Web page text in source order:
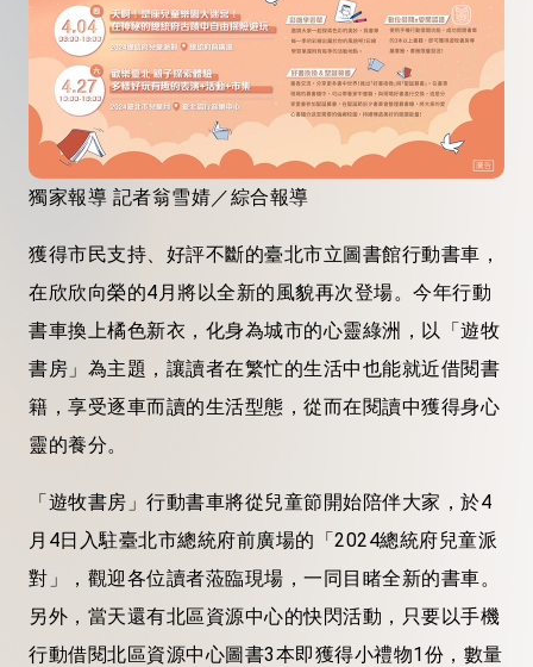
獨家報導 記者翁雪婧／綜合報導
獲得市民支持、好評不斷的臺北市立圖書館行動書車，
在欣欣向榮的4月將以全新的風貌再次登場。今年行動
書車換上橘色新衣，化身為城市的心靈綠洲，以「遊牧
書房」為主題，讓讀者在繁忙的生活中也能就近借閱書
籍，享受逐車而讀的生活型態，從而在閱讀中獲得身心
靈的養分。
「遊牧書房」行動書車將從兒童節開始陪伴大家，於4
月4日入駐臺北市總統府前廣場的「2024總統府兒童派
對」，觀迎各位讀者蒞臨現場，一同目睹全新的書車。
另外，當天還有北區資源中心的快閃活動，只要以手機
行動借閱北區資源中心圖書3本即獲得小禮物1份，數量